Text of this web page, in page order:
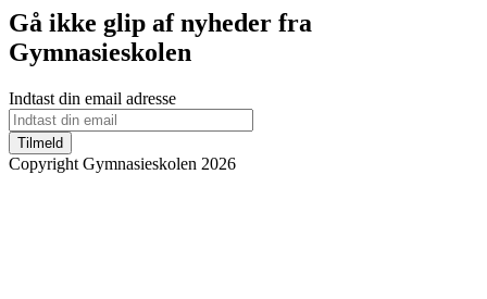
Gå ikke glip af nyheder fra
Gymnasieskolen
Indtast din email adresse
Tilmeld
Copyright Gymnasieskolen 2026